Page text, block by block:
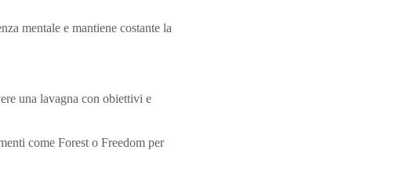
mentale e mantiene costante la
una lavagna con obiettivi e
come Forest o Freedom per